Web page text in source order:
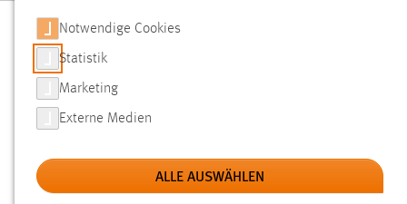
SUCHE
FILTER
Typ
Notwendige Cookies
Statistik
Marketing
Externe Medien
ALLE AUSWÄHLEN